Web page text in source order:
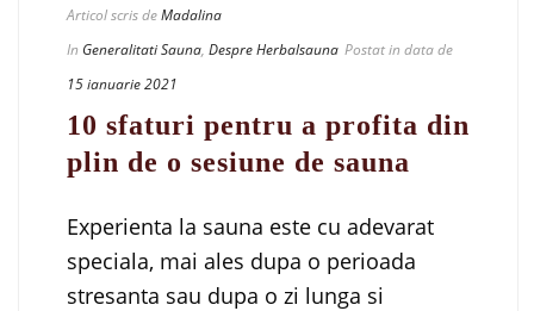
Articol scris deMadalina
In Generalitati Sauna, Despre Herbalsauna Postat in data de
15 ianuarie 2021
10 sfaturi pentru a profita din
plin de o sesiune de sauna
Experienta la sauna este cu adevarat
speciala, mai ales dupa o perioada
stresanta sau dupa o zi lunga si